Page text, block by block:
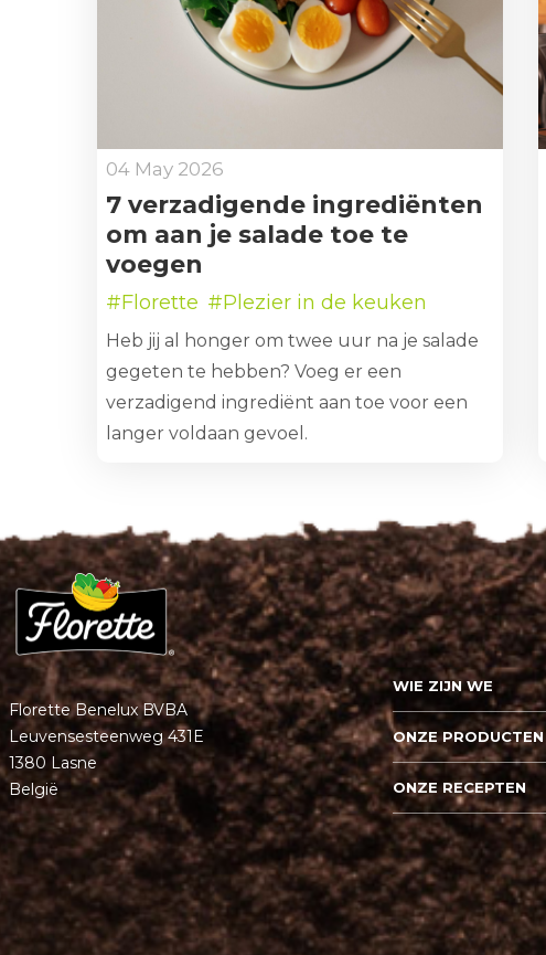
04 May 2026
7 verzadigende ingrediënten
om aan je salade toe te
voegen
#Florette #Plezier in de keuken
Heb jij al honger om twee uur na je salade
gegeten te hebben? Voeg er een
verzadigend ingrediënt aan toe voor een
langer voldaan gevoel.
Florette Benelux BVBA
Leuvensesteenweg 431E
1380 Lasne
België
WIE ZIJN WE
ONZE PRODUCTEN
ONZE RECEPTEN